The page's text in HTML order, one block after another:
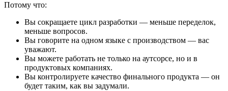
Потому что:
Вы сокращаете цикл разработки — меньше переделок,
меньше вопросов.
Вы говорите на одном языке с производством — вас
уважают.
Вы можете работать не только на аутсорсе, но и в
продуктовых компаниях.
Вы контролируете качество финального продукта — он
будет таким, как вы задумали.